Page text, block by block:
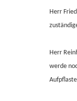
Herr
Herr
werde